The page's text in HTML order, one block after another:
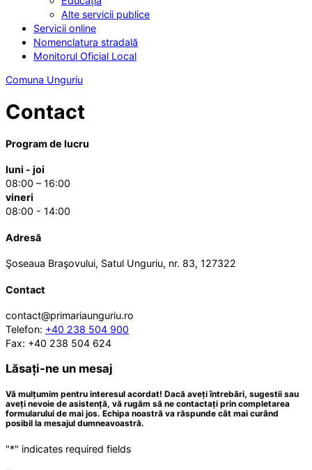
Alte servicii publice
Servicii online
Nomenclatura stradală
Monitorul Oficial Local
Comuna Unguriu
Contact
Program de lucru
luni - joi
08:00 – 16:00
vineri
08:00 - 14:00
Adresă
Şoseaua Braşovului, Satul Unguriu, nr. 83, 127322
Contact
contact@primariaunguriu.ro
Telefon: +40 238 504 900
Fax: +40 238 504 624
Lăsați-ne un mesaj
Vă mulțumim pentru interesul acordat! Dacă aveți întrebări, sugestii sau
aveți nevoie de asistență, vă rugăm să ne contactați prin completarea
formularului de mai jos. Echipa noastră va răspunde cât mai curând
posibil la mesajul dumneavoastră.
"*" indicates required fields